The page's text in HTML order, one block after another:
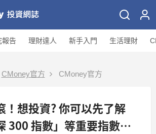
報告 理財達人 新手入門 生活理財
CMoney官方 CMoney官方
！想投資? 你可以先了解
300 指數」等重要指數的